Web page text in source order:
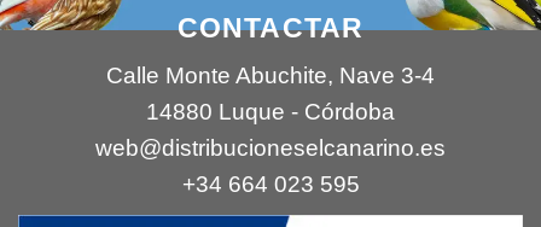
CONTACTAR
Calle Monte Abuchite, Nave 3-4
14880 Luque - Córdoba
web@distribucioneselcanarino.es
+34 664 023 595